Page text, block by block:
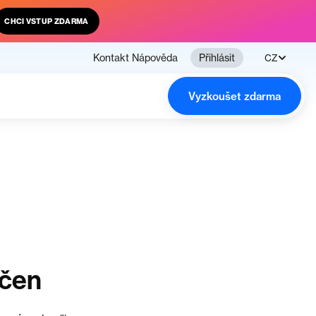
CHCI VSTUP ZDARMA
Kontakt Nápověda Přihlásit CZ
Vyzkoušet zdarma